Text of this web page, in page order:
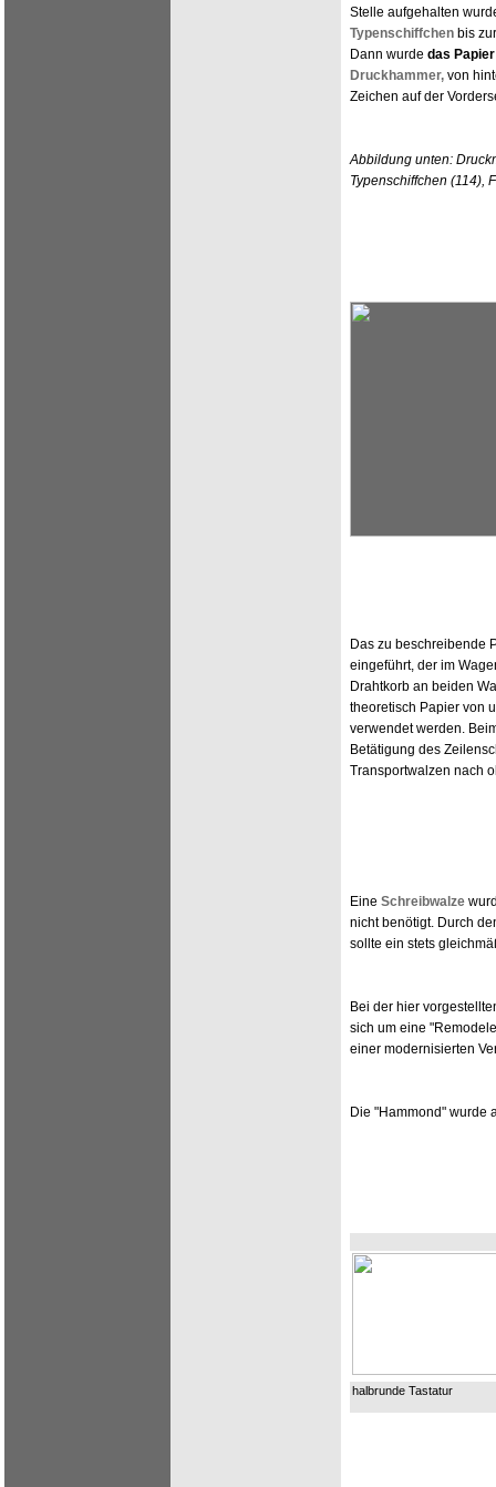
Stelle aufgehalten
Typenschiffchen bis
Dann wurde das Papier
Druckhammer, von
Zeichen auf der
Abbildung unten:
Typenschiffchen (114),
Das zu beschreibende
eingeführt, der im
Drahtkorb an beiden
theoretisch Papier von
verwendet werden.
Betätigung des
Transportwalzen nach
Eine Schreibwalze
nicht benötigt. Durch
sollte ein stets
Bei der hier
sich um eine
einer modernisierten
Die "Hammond" wurde
halbrunde Tastatur